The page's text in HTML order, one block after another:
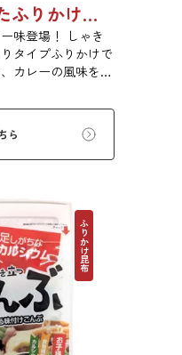
昆布屋さんが作ったふりかけ昆布和風だしカレー 30g 単品 5袋セット 20袋セット 6988
味登場！ しゃき
タイプふりかけで
カレーの風味を加
た他の和風だし原
上げました。昆布
ら
ふりかけ昆布